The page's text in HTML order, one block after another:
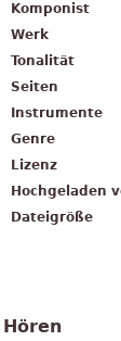
Komponist
Werk
Tonalität
Seiten
Instrumente
Genre
Lizenz
Hochgeladen
Dateigröße
Hören